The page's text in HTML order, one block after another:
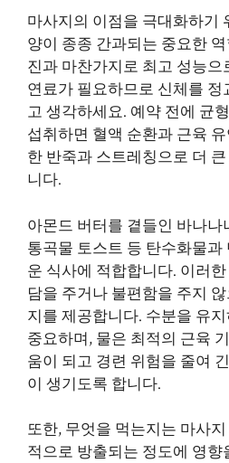
마사지의 이점을 극대화하기
양이 종종 간과되는 중요한
진과 마찬가지로 최고 성능
연료가 필요하므로 신체를
고 생각하세요. 예약 전에 균
섭취하면 혈액 순환과 근육
한 반죽과 스트레칭으로 더
니다.
아몬드 버터를 곁들인 바나나
통곡물 토스트 등 탄수화물과
운 식사에 적합합니다. 이러
담을 주거나 불편함을 주지
지를 제공합니다. 수분을 유
중요하며, 물은 최적의 근육
움이 되고 경련 위험을 줄여
이 생기도록 합니다.
또한, 무엇을 먹는지는 마사
적으로 방출되는 정도에 영향